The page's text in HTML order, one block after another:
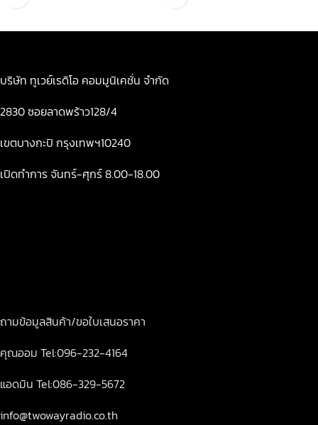
บริษัท ทูเวย์เรดิโอ คอมมูนิเคชั่น จำกัด
2830 ซอยลาดพร้าว128/4
เขตบางกะปิ กรุงเทพฯ10240
เปิดทำการ จันทร์-ศุกร์ 8.00-18.00
ถามข้อมูลสินค้า/ขอใบเสนอราคา
คุณออม Tel:096-232-4164
แอดมิน Tel:086-329-5672
info@twowayradio.co.th